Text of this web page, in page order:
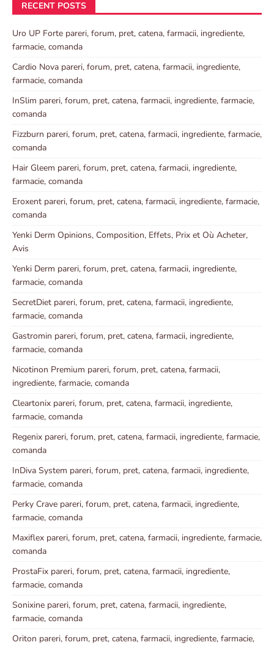
RECENT POSTS
Uro UP Forte pareri, forum, pret, catena, farmacii, ingrediente,
farmacie, comanda
Cardio Nova pareri, forum, pret, catena, farmacii, ingrediente,
farmacie, comanda
InSlim pareri, forum, pret, catena, farmacii, ingrediente, farmacie,
comanda
Fizzburn pareri, forum, pret, catena, farmacii, ingrediente, farmacie,
comanda
Hair Gleem pareri, forum, pret, catena, farmacii, ingrediente,
farmacie, comanda
Eroxent pareri, forum, pret, catena, farmacii, ingrediente, farmacie,
comanda
Yenki Derm Opinions, Composition, Effets, Prix et Où Acheter,
Avis
Yenki Derm pareri, forum, pret, catena, farmacii, ingrediente,
farmacie, comanda
SecretDiet pareri, forum, pret, catena, farmacii, ingrediente,
farmacie, comanda
Gastromin pareri, forum, pret, catena, farmacii, ingrediente,
farmacie, comanda
Nicotinon Premium pareri, forum, pret, catena, farmacii,
ingrediente, farmacie, comanda
Cleartonix pareri, forum, pret, catena, farmacii, ingrediente,
farmacie, comanda
Regenix pareri, forum, pret, catena, farmacii, ingrediente, farmacie,
comanda
InDiva System pareri, forum, pret, catena, farmacii, ingrediente,
farmacie, comanda
Perky Crave pareri, forum, pret, catena, farmacii, ingrediente,
farmacie, comanda
Maxiflex pareri, forum, pret, catena, farmacii, ingrediente, farmacie,
comanda
ProstaFix pareri, forum, pret, catena, farmacii, ingrediente,
farmacie, comanda
Sonixine pareri, forum, pret, catena, farmacii, ingrediente,
farmacie, comanda
Oriton pareri, forum, pret, catena, farmacii, ingrediente, farmacie,